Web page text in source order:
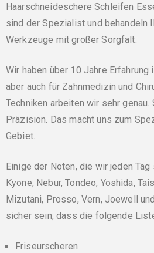
Haarschneideschere Schleifen
sind der Spezialist und behandeln
Werkzeuge mit großer Sorgfalt.
Wir haben über 10 Jahre Erfahrung
aber auch für Zahnmedizin und
Techniken arbeiten wir sehr
Präzision. Das macht uns zum
Gebiet.
Einige der Noten, die wir jeden Tag
Kyone, Nebur, Tondeo, Yoshida,
Mizutani, Prosso, Vern, Joewell
sicher sein, dass die folgende
Friseurscheren